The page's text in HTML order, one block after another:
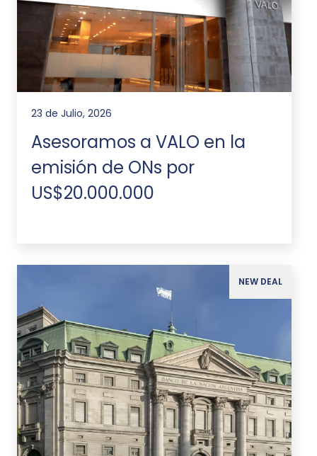
23 de Julio, 2026
Asesoramos a VALO en la
emisión de ONs por
US$20.000.000
NEW DEAL